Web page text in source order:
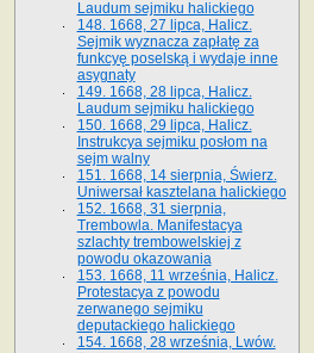
Laudum sejmiku halickiego
148. 1668, 27 lipca, Halicz.
Sejmik wyznacza zapłatę za
funkcyę poselską i wydaje inne
asygnaty
149. 1668, 28 lipca, Halicz.
Laudum sejmiku halickiego
150. 1668, 29 lipca, Halicz.
Instrukcya sejmiku posłom na
sejm walny
151. 1668, 14 sierpnia, Świerz.
Uniwersał kasztelana halickiego
152. 1668, 31 sierpnia,
Trembowla. Manifestacya
szlachty trembowelskiej z
powodu okazowania
153. 1668, 11 września, Halicz.
Protestacya z powodu
zerwanego sejmiku
deputackiego halickiego
154. 1668, 28 września, Lwów.